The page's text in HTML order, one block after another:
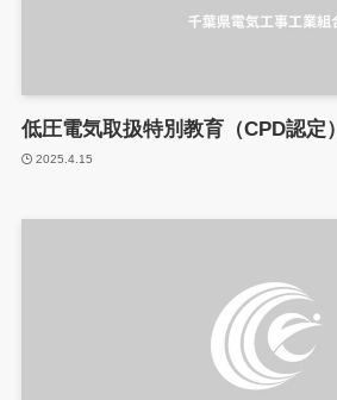
低圧電気取扱特別教育（CPD認定）
2025.4.15